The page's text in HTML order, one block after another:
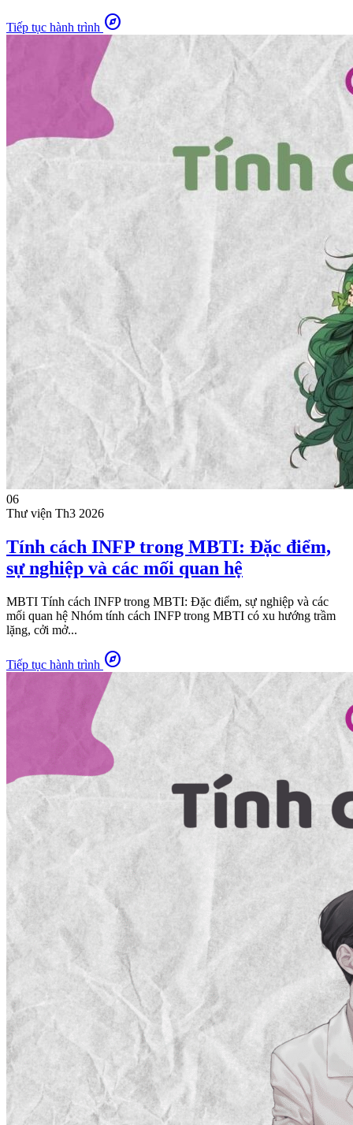
Tiếp tục hành trình explore
06
Thư viện Th3 2026
Tính cách INFP trong MBTI: Đặc điểm,
sự nghiệp và các mối quan hệ
MBTI Tính cách INFP trong MBTI: Đặc điểm, sự nghiệp và các
mối quan hệ Nhóm tính cách INFP trong MBTI có xu hướng trầm
lặng, cởi mở...
Tiếp tục hành trình explore